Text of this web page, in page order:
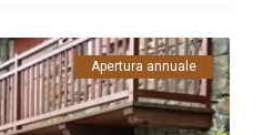
Apertura annuale